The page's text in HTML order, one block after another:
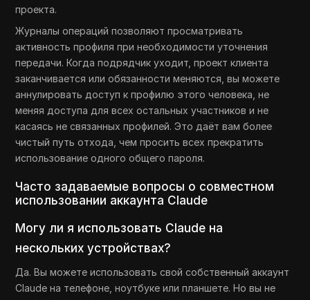
проекта.
Журналы операций позволяют просматривать
активность профиля при необходимости уточнения
передачи. Когда подрядчик уходит, проект клиента
заканчивается или обязанности меняются, вы можете
аннулировать доступ к профилю этого человека, не
меняя доступа для всех остальных участников и не
касаясь не связанных профилей. Это даёт вам более
чистый путь отхода, чем просить всех прекратить
использование одного общего пароля.
Часто задаваемые вопросы о совместном
использовании аккаунта Claude
Могу ли я использовать Claude на
нескольких устройствах?
Да. Вы можете использовать свой собственный аккаунт
Claude на телефоне, ноутбуке или планшете. Но вы не